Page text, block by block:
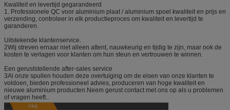
Kwaliteit en levertijd gegarandeerd
1. Professionele QC voor aluminium plaat / aluminium spoel kwaliteit en prijs en
verzending, controleer in elk productieproces om kwaliteit en levertijd te
garanderen.
Uitstekende klantenservice.
2Wij streven ernaar niet alleen attent, nauwkeurig en tijdig te zijn, maar ook de
kosten te verlagen voor klanten om hun steun en vertrouwen te winnen.
Een geruststellende after-sales service
3Al onze spullen houden deze overtuiging om de eisen van onze klanten te
voldoen, bieden professioneel advies, produceren van hoge kwaliteit en
nieuwe aluminium producten.Neem gerust contact met ons op als u problemen
of vragen heeft..